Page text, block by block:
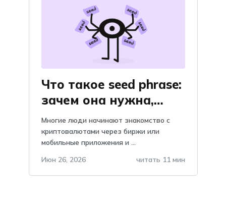
Что такое seed phrase:
зачем она нужна,
объяснение и
важность, почему
нельзя хранить в
telegram?
Многие люди начинают знакомство с
криптовалютами через биржи или
мобильные приложения и ...
Июн 26, 2026
читать 11 мин